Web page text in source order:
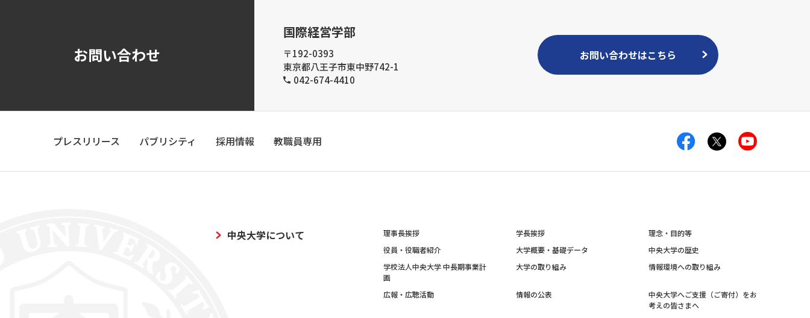
お問い合わせ
国際経営学部
〒192-0393
東京都八王子市東中野742-1
042-674-4410
お問い合わせはこちら
プレスリリース パブリシティ 採用情報 教職員専用
中央大学について 理事長挨拶 学長挨拶
理念・目的等
役員・役職者紹介
大学概要・基礎データ
中央大学の歴史
学校法人中央大学 中長期事業計
画
大学の取り組み 情報環境への取り組み
広報・広聴活動 情報の公表
中央大学へご支援（ご寄付）をお
考えの皆さまへ